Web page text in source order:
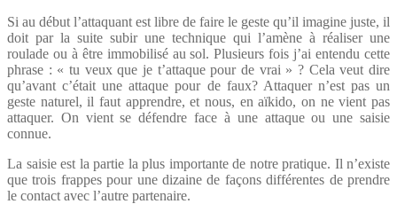
Si au début l’attaquant est libre de faire le geste qu’il imagine juste, il
doit par la suite subir une technique qui l’amène à réaliser une
roulade ou à être immobilisé au sol. Plusieurs fois j’ai entendu cette
phrase : « tu veux que je t’attaque pour de vrai » ? Cela veut dire
qu’avant c’était une attaque pour de faux? Attaquer n’est pas un
geste naturel, il faut apprendre, et nous, en aïkido, on ne vient pas
attaquer. On vient se défendre face à une attaque ou une saisie
connue.
La saisie est la partie la plus importante de notre pratique. Il n’existe
que trois frappes pour une dizaine de façons différentes de prendre
le contact avec l’autre partenaire.